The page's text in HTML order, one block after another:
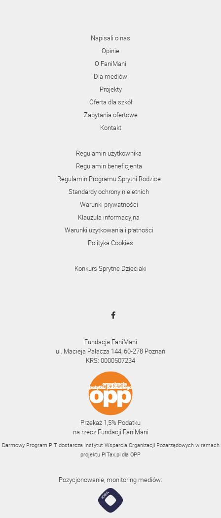
Napisali o nas
Opinie
O FaniMani
Dla mediów
Projekty
Oferta dla szkół
Zapytania ofertowe
Kontakt
Regulamin użytkownika
Regulamin beneficjenta
Regulamin Programu Sprytni Rodzice
Standardy ochrony nieletnich
Warunki prywatności
Klauzula informacyjna
Warunki użytkowania i płatności
Polityka Cookies
Konkurs Sprytne Dzieciaki
Fundacja FaniMani
ul. Macieja Palacza 144, 60-278 Poznań
KRS: 0000507234
Przekaż 1,5% Podatku
na rzecz Fundacji FaniMani
Darmowy Program PIT dostarcza Instytut Wsparcia Organizacji Pozarządowych w ramach
projektu PITax.pl dla OPP
Pozycjonowanie, monitoring mediów: